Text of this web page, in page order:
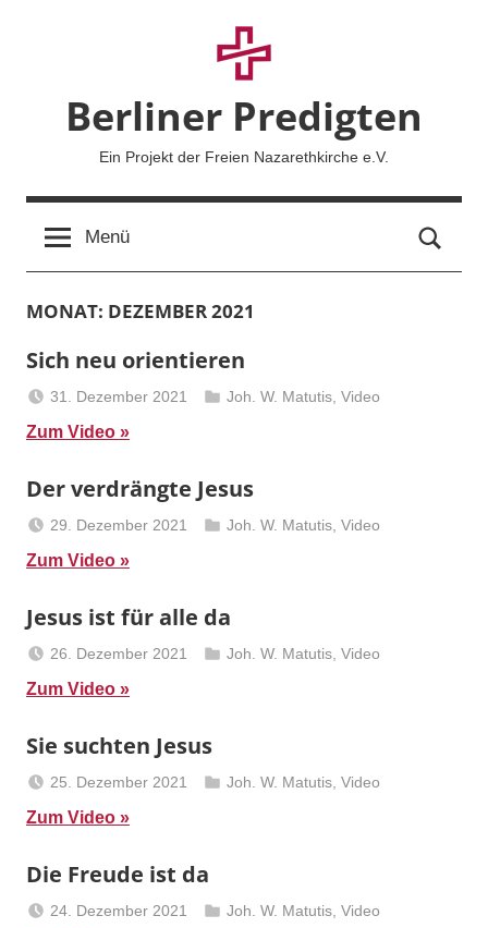
Berliner Predigten
Ein Projekt der Freien Nazarethkirche e.V.
Menü
MONAT: DEZEMBER 2021
Sich neu orientieren
31. Dezember 2021
Joh. W. Matutis ,Video
Zum Video
Der verdrängte Jesus
29. Dezember 2021
Joh. W. Matutis ,Video
Zum Video
Jesus ist für alle da
26. Dezember 2021
Joh. W. Matutis ,Video
Zum Video
Sie suchten Jesus
25. Dezember 2021
Joh. W. Matutis ,Video
Zum Video
Die Freude ist da
24. Dezember 2021
Joh. W. Matutis ,Video